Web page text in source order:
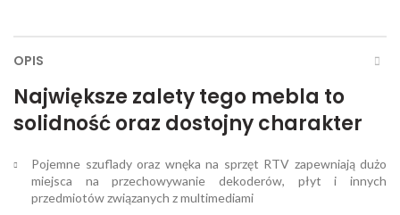
OPIS
Największe zalety tego mebla to
solidność oraz dostojny charakter
Pojemne szuflady oraz wnęka na sprzęt RTV zapewniają dużo
miejsca na przechowywanie dekoderów, płyt i innych
przedmiotów związanych z multimediami